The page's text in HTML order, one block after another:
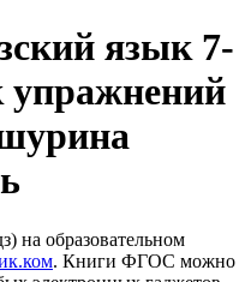
язык 7-
упражнений
на образовательном
. Книги ФГОС можно